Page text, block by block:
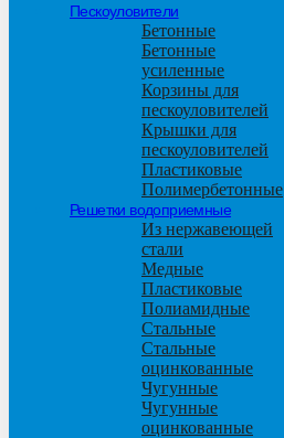
Пескоуловители
Бетонные
Бетонные
усиленные
Корзины для
пескоуловителей
Крышки для
пескоуловителей
Пластиковые
Полимербетонные
Решетки водоприемные
Из нержавеющей
стали
Медные
Пластиковые
Полиамидные
Стальные
Стальные
оцинкованные
Чугунные
Чугунные
оцинкованные